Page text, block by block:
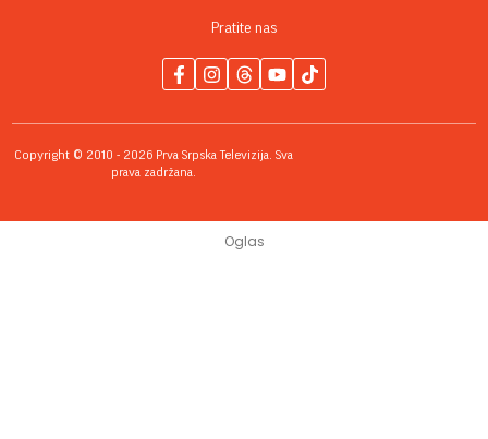
Pratite nas
Copyright © 2010 - 2026 Prva Srpska Televizija. Sva
prava zadržana.